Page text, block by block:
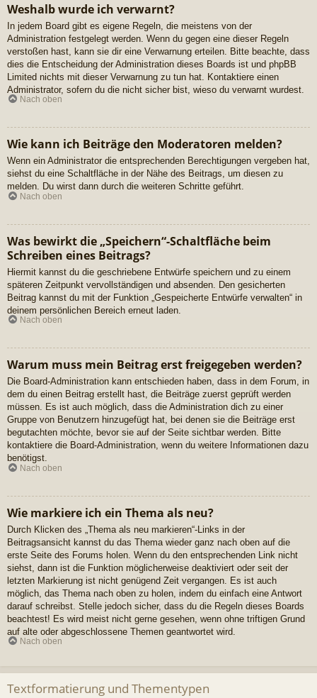
Weshalb wurde ich verwarnt?
In jedem Board gibt es eigene Regeln, die meistens von der
Administration festgelegt werden. Wenn du gegen eine dieser Regeln
verstoßen hast, kann sie dir eine Verwarnung erteilen. Bitte beachte, dass
dies die Entscheidung der Administration dieses Boards ist und phpBB
Limited nichts mit dieser Verwarnung zu tun hat. Kontaktiere einen
Administrator, sofern du die nicht sicher bist, wieso du verwarnt wurdest.
Nach oben
Wie kann ich Beiträge den Moderatoren melden?
Wenn ein Administrator die entsprechenden Berechtigungen vergeben hat,
siehst du eine Schaltfläche in der Nähe des Beitrags, um diesen zu
melden. Du wirst dann durch die weiteren Schritte geführt.
Nach oben
Was bewirkt die „Speichern“-Schaltfläche beim
Schreiben eines Beitrags?
Hiermit kannst du die geschriebene Entwürfe speichern und zu einem
späteren Zeitpunkt vervollständigen und absenden. Den gesicherten
Beitrag kannst du mit der Funktion „Gespeicherte Entwürfe verwalten“ in
deinem persönlichen Bereich erneut laden.
Nach oben
Warum muss mein Beitrag erst freigegeben werden?
Die Board-Administration kann entschieden haben, dass in dem Forum, in
dem du einen Beitrag erstellt hast, die Beiträge zuerst geprüft werden
müssen. Es ist auch möglich, dass die Administration dich zu einer
Gruppe von Benutzern hinzugefügt hat, bei denen sie die Beiträge erst
begutachten möchte, bevor sie auf der Seite sichtbar werden. Bitte
kontaktiere die Board-Administration, wenn du weitere Informationen dazu
benötigst.
Nach oben
Wie markiere ich ein Thema als neu?
Durch Klicken des „Thema als neu markieren“-Links in der
Beitragsansicht kannst du das Thema wieder ganz nach oben auf die
erste Seite des Forums holen. Wenn du den entsprechenden Link nicht
siehst, dann ist die Funktion möglicherweise deaktiviert oder seit der
letzten Markierung ist nicht genügend Zeit vergangen. Es ist auch
möglich, das Thema nach oben zu holen, indem du einfach eine Antwort
darauf schreibst. Stelle jedoch sicher, dass du die Regeln dieses Boards
beachtest! Es wird meist nicht gerne gesehen, wenn ohne triftigen Grund
auf alte oder abgeschlossene Themen geantwortet wird.
Nach oben
Textformatierung und Thementypen